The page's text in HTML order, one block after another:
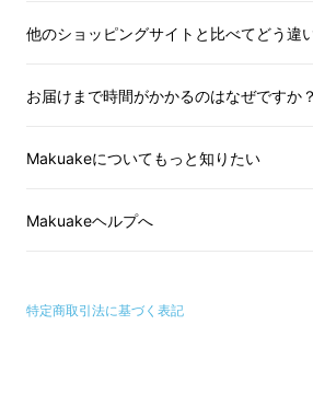
す。ポケットにもバッグやリュ
他のショッピングサイトと比べてどう違
お届けまで時間がかかるのはなぜですか？
Makuakeについてもっと知りたい
Makuakeヘルプへ
特定商取引法に基づく表記